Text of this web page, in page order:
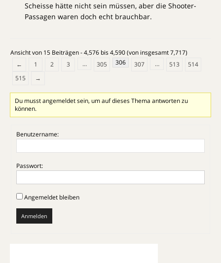
Scheisse hätte nicht sein müssen, aber die Shooter-
Passagen waren doch echt brauchbar.
Ansicht von 15 Beiträgen - 4,576 bis 4,590 (von insgesamt 7,717)
←
1 2 3 … 305 306 307 … 513
514
515
→
Du musst angemeldet sein, um auf dieses Thema antworten zu
können.
Benutzername:
Passwort:
Angemeldet bleiben
Anmelden